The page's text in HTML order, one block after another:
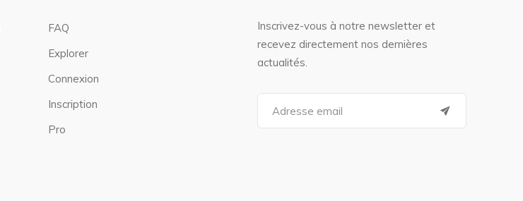
FAQ
Explorer
Connexion
Inscription
Pro
Inscrivez-vous à notre newsletter et
recevez directement nos dernières
actualités.
a